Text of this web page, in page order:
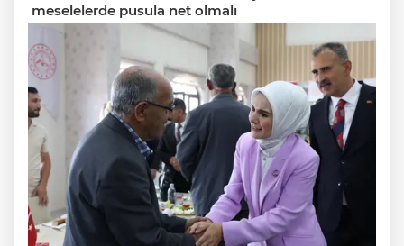
meselelerde pusula net olmalı